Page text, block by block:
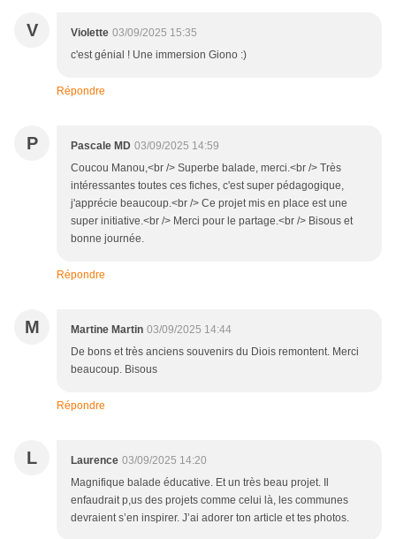
V Violette 03/09/2025 15:35
c'est génial ! Une immersion Giono :)
Répondre
P Pascale MD 03/09/2025 14:59
Coucou Manou,<br /> Superbe balade, merci.<br /> Très
intéressantes toutes ces fiches, c'est super pédagogique,
j'apprécie beaucoup.<br /> Ce projet mis en place est une
super initiative.<br /> Merci pour le partage.<br /> Bisous et
bonne journée.
Répondre
M Martine Martin 03/09/2025 14:44
De bons et très anciens souvenirs du Diois remontent. Merci
beaucoup. Bisous
Répondre
L Laurence 03/09/2025 14:20
Magnifique balade éducative. Et un très beau projet. Il
enfaudrait p,us des projets comme celui là, les communes
devraient s’en inspirer. J’ai adorer ton article et tes photos.